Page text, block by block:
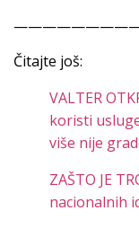
Čitajte još:
VALTER
koristi
više nije
ZAŠTO JE
nacionalnih